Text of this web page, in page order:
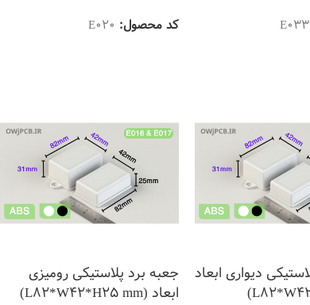
E033 کد محصول: E020
دیواری ابعاد
جعبه برد پلاستیکی رومیزی
ابعاد (L82*W42*H25 mm)